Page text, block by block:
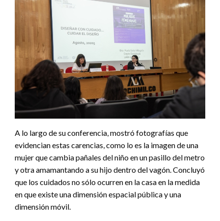
A lo largo de su conferencia, mostró fotografías que
evidencian estas carencias, como lo es la imagen de una
mujer que cambia pañales del niño en un pasillo del metro
y otra amamantando a su hijo dentro del vagón. Concluyó
que los cuidados no sólo ocurren en la casa en la medida
en que existe una dimensión espacial pública y una
dimensión móvil.